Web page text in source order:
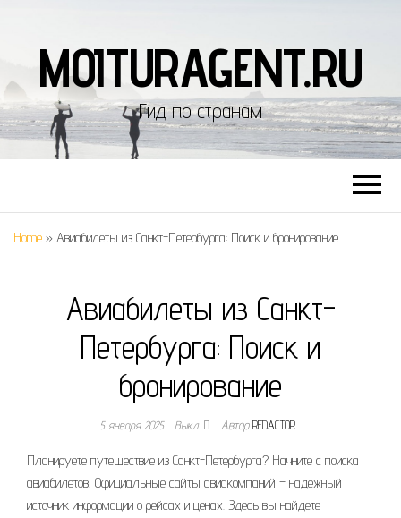
MOITURAGENT.RU
Гид по странам
Home » Авиабилеты из Санкт-Петербурга: Поиск и бронирование
Авиабилеты из Санкт-
Петербурга: Поиск и
бронирование
5 января 2025 Выкл. АвторREDACTOR
Планируете путешествие из Санкт-Петербурга? Начните с поиска
авиабилетов! Официальные сайты авиакомпаний – надежный
источник информации о рейсах и ценах. Здесь вы найдете